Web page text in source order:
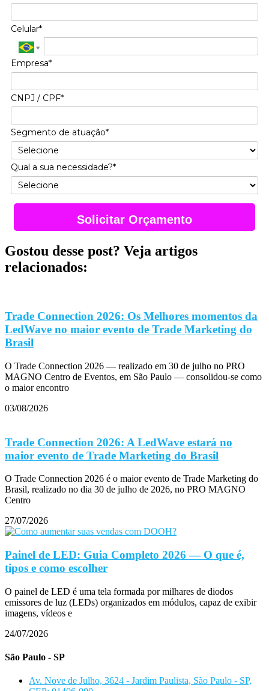
Celular*
Empresa*
CNPJ / CPF*
Segmento de atuação*
Qual a sua necessidade?*
Solicitar Orçamento
Gostou desse post? Veja artigos
relacionados:
Trade Connection 2026: Os Melhores momentos da
LedWave no maior evento de Trade Marketing do
Brasil
O Trade Connection 2026 — realizado em 30 de julho no PRO
MAGNO Centro de Eventos, em São Paulo — consolidou-se como
o maior encontro
03/08/2026
Trade Connection 2026: A LedWave estará no
maior evento de Trade Marketing do Brasil
O Trade Connection 2026 é o maior evento de Trade Marketing do
Brasil, realizado no dia 30 de julho de 2026, no PRO MAGNO
Centro
27/07/2026
Painel de LED: Guia Completo 2026 — O que é,
tipos e como escolher
O painel de LED é uma tela formada por milhares de diodos
emissores de luz (LEDs) organizados em módulos, capaz de exibir
imagens, vídeos e
24/07/2026
São Paulo - SP
Av. Nove de Julho, 3624 - Jardim Paulista, São Paulo - SP,